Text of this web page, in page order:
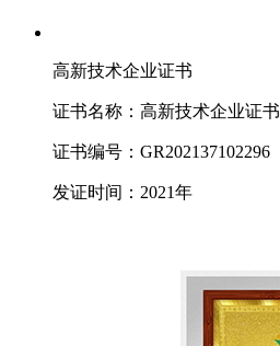
高新技术企业证书
证书名称：高新技术企业证书
证书编号：GR202137102296
发证时间：2021年